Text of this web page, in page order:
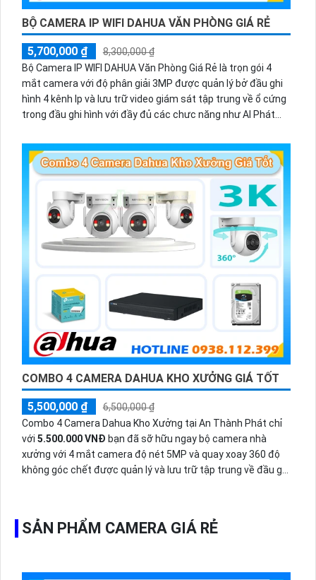
BỘ CAMERA IP WIFI DAHUA VĂN PHÒNG GIÁ RẺ
5,700,000 ₫
8,300,000 ₫
Bộ Camera IP WIFI DAHUA Văn Phòng Giá Rẻ là trọn gói 4
mắt camera với độ phân giải 3MP được quản lý bở đầu ghi
hình 4 kênh Ip và lưu trữ video giám sát tập trung về ổ cứng
trong đầu ghi hình với đầy đủ các chưc năng như AI Phát
có màu vào ban đêm
COMBO 4 CAMERA DAHUA KHO XƯỞNG GIÁ TỐT
5,500,000 ₫
6,500,000 ₫
Combo 4 Camera Dahua Kho Xưởng tại An Thành Phát chỉ
với 5.500.000 VNĐ bạn đã sỡ hữu ngay bộ camera nhà
xưởng với 4 mắt camera độ nét 5MP và quay xoay 360 độ
không góc chết được quản lý và lưu trữ tập trung về đầu ghi
SẢN PHẨM CAMERA GIÁ RẺ